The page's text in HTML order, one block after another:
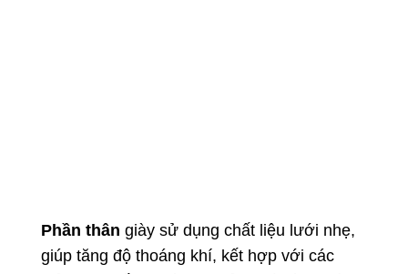
Phần thân giày sử dụng chất liệu lưới nhẹ,
giúp tăng độ thoáng khí, kết hợp với các